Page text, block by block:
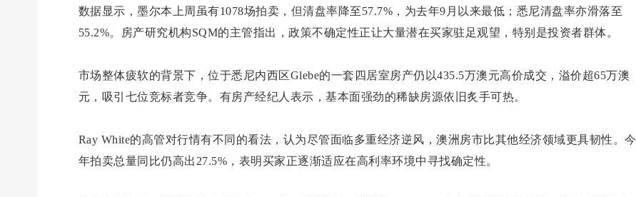
数据显示，墨尔本上周虽有1078场拍卖，但清盘率降至57.7%，为去年9月以来最低；悉尼清盘率亦滑落至
55.2%。房产研究机构SQM的主管指出，政策不确定性正让大量潜在买家驻足观望，特别是投资者群体。
市场整体疲软的背景下，位于悉尼内西区Glebe的一套四居室房产仍以435.5万澳元高价成交，溢价超65万澳
元，吸引七位竞标者竞争。有房产经纪人表示，基本面强劲的稀缺房源依旧炙手可热。
Ray White的高管对行情有不同的看法，认为尽管面临多重经济逆风，澳洲房市比其他经济领域更具韧性。今
年拍卖总量同比仍高出27.5%，表明买家正逐渐适应在高利率环境中寻找确定性。